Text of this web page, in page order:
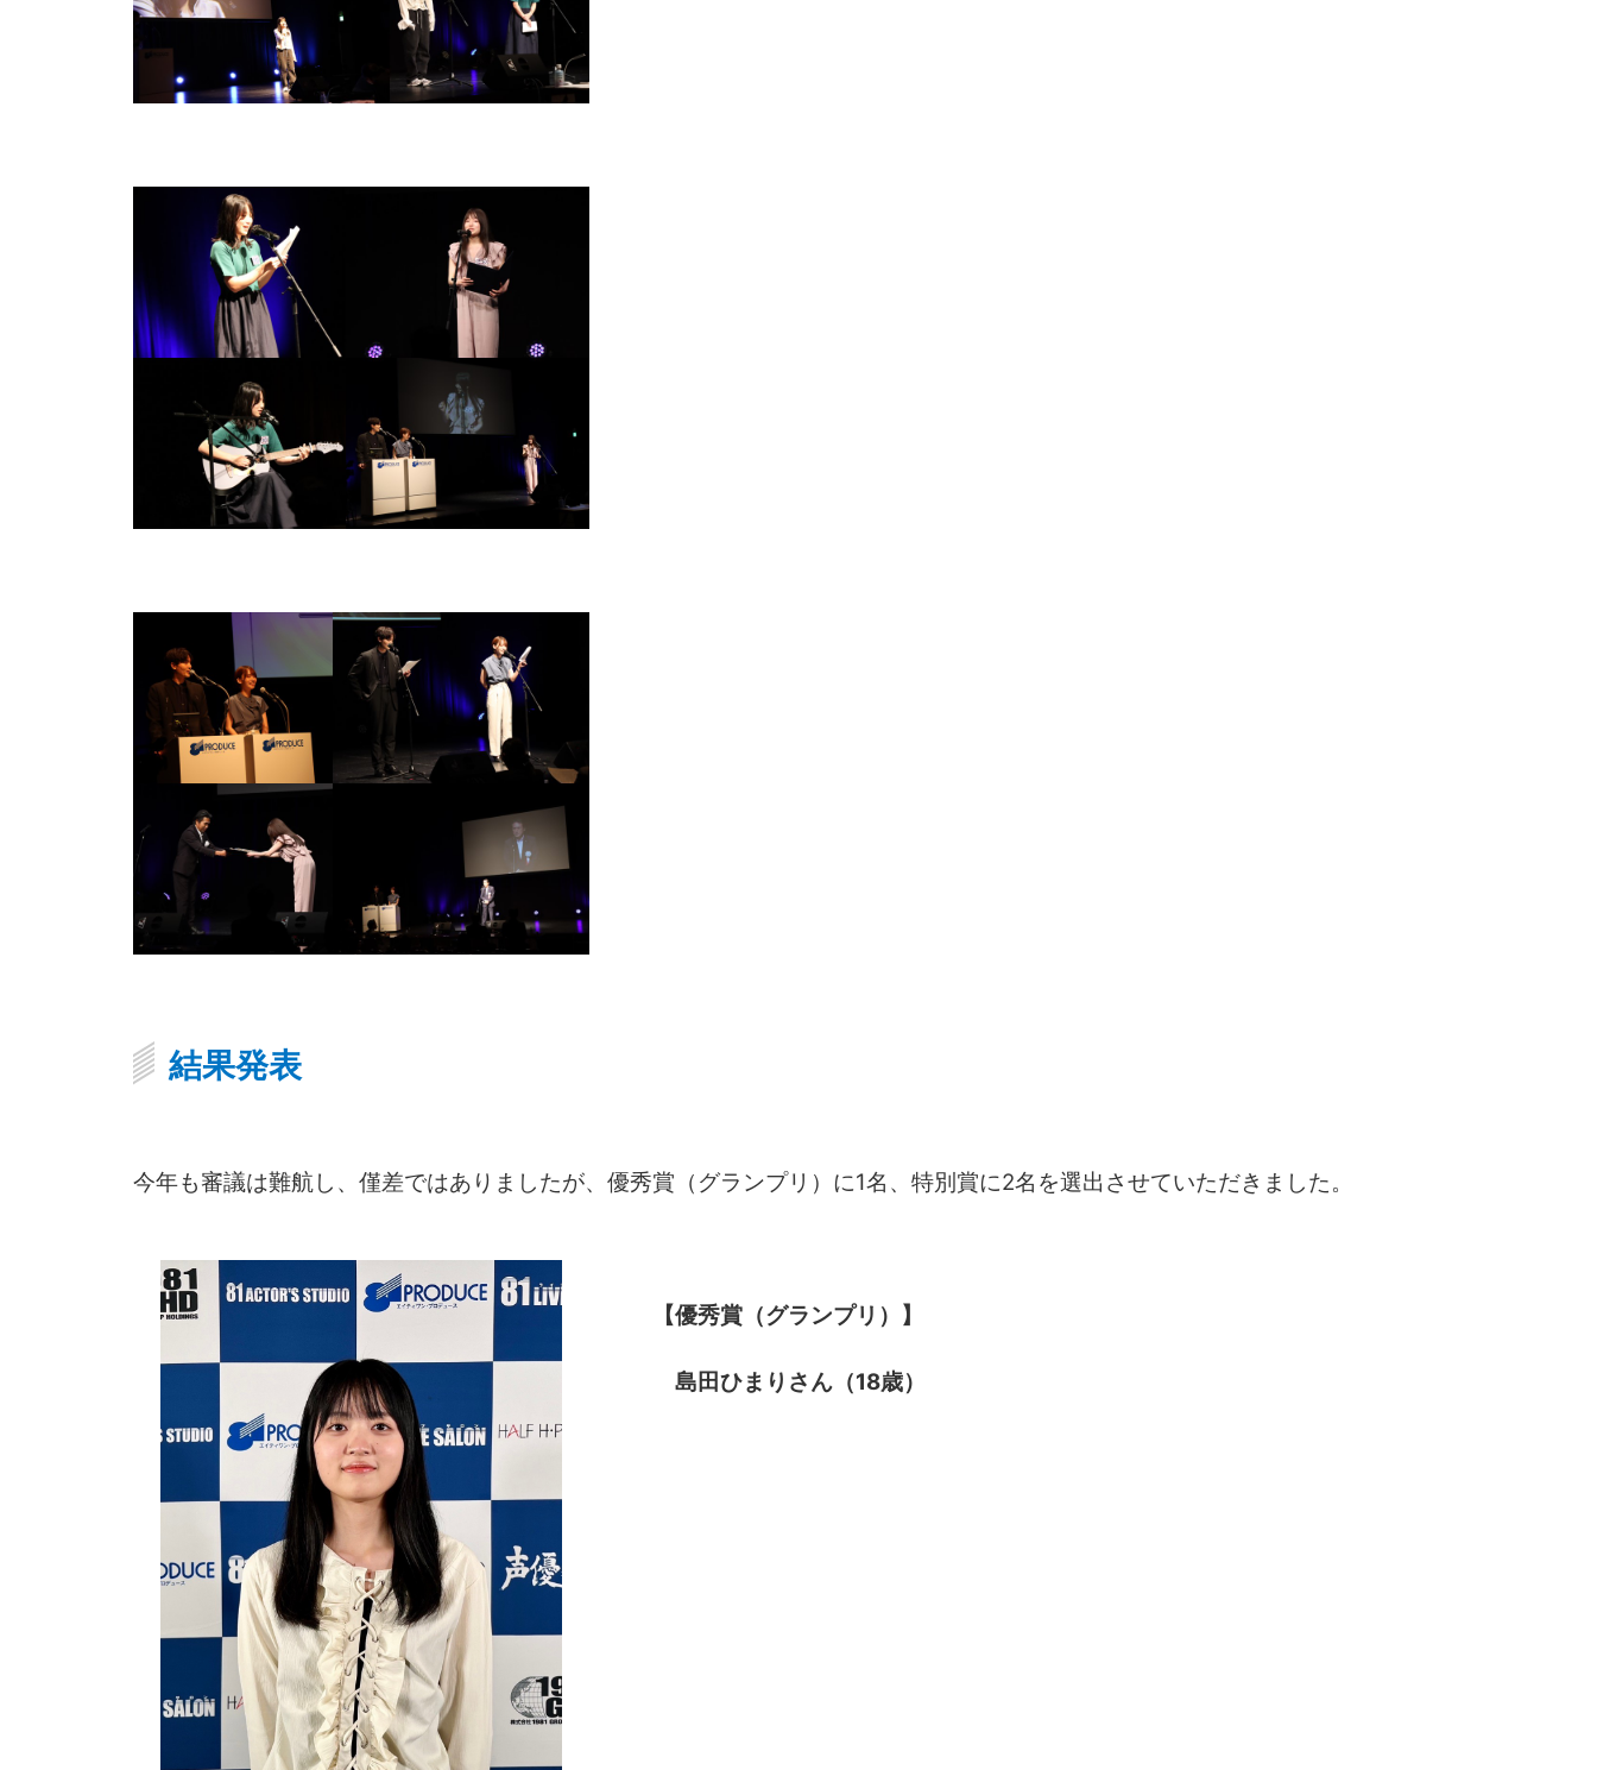
結果発表
今年も審議は難航し、僅差ではありましたが、優秀賞（グランプリ）に1名、特別賞に2名を選出させていただきました。
【優秀賞（グランプリ）】
島田ひまりさん（18歳）